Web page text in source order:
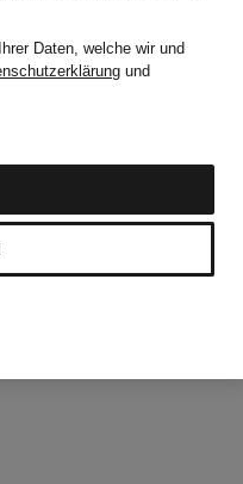
Daten, welche wir und
und